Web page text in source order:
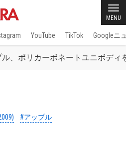
MENU
YouTube TikTok Googleニ
、ポリカーボネートユニボディ
#アップル